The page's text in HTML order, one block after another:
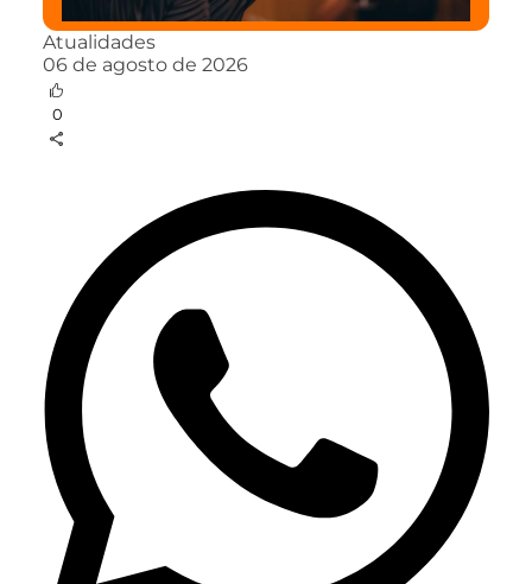
Atualidades
06 de agosto de 2026
0